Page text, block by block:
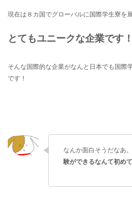
現在は８カ国でグローバルに国際学生寮を
とてもユニークな企業です！
そんな国際的な企業がなんと日本でも国際
です！
なんか面白そうだなあ。
験ができるなんて初め